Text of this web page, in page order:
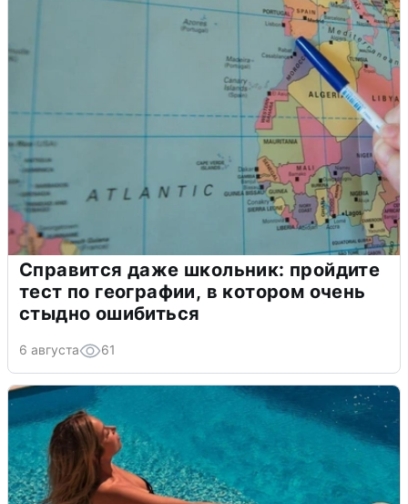
Справится даже школьник: пройдите
тест по географии, в котором очень
стыдно ошибиться
6 августа 61